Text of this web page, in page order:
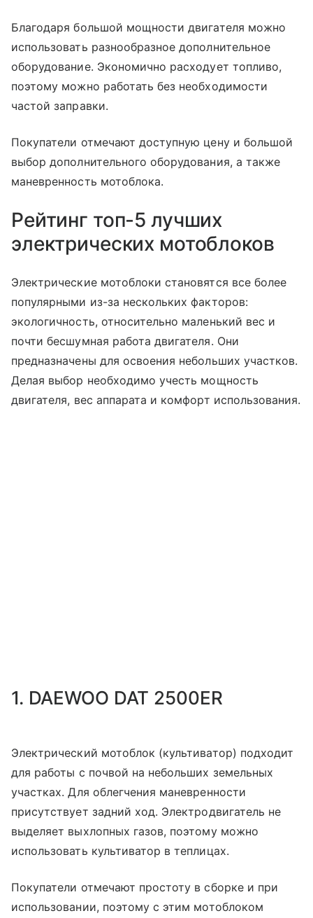
Благодаря большой мощности двигателя можно
использовать разнообразное дополнительное
оборудование. Экономично расходует топливо,
поэтому можно работать без необходимости
частой заправки.
Покупатели отмечают доступную цену и большой
выбор дополнительного оборудования, а также
маневренность мотоблока.
Рейтинг топ-5 лучших
электрических мотоблоков
Электрические мотоблоки становятся все более
популярными из-за нескольких факторов:
экологичность, относительно маленький вес и
почти бесшумная работа двигателя. Они
предназначены для освоения небольших участков.
Делая выбор необходимо учесть мощность
двигателя, вес аппарата и комфорт использования.
1. DAEWOO DAT 2500ER
Электрический мотоблок (культиватор) подходит
для работы с почвой на небольших земельных
участках. Для облегчения маневренности
присутствует задний ход. Электродвигатель не
выделяет выхлопных газов, поэтому можно
использовать культиватор в теплицах.
Покупатели отмечают простоту в сборке и при
использовании, поэтому с этим мотоблоком